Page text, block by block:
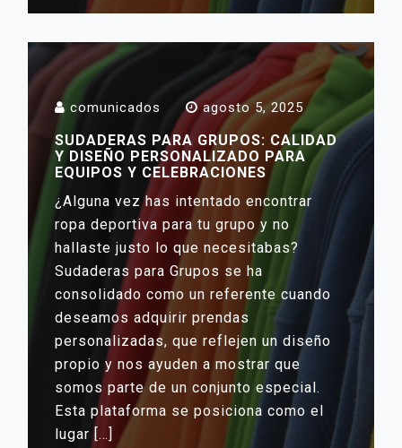
comunicados agosto 5, 2025
SUDADERAS PARA GRUPOS: CALIDAD
Y DISEÑO PERSONALIZADO PARA
EQUIPOS Y CELEBRACIONES
¿Alguna vez has intentado encontrar
ropa deportiva para tu grupo y no
hallaste justo lo que necesitabas?
Sudaderas para Grupos se ha
consolidado como un referente cuando
deseamos adquirir prendas
personalizadas, que reflejen un diseño
propio y nos ayuden a mostrar que
somos parte de un conjunto especial.
Esta plataforma se posiciona como el
lugar […]